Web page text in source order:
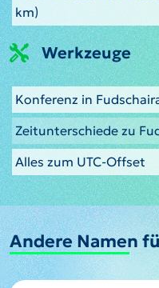
km)
Werkzeuge
Konferenz in
Zeitunterschiede zu
Alles zum UTC-Offset
Andere Namen